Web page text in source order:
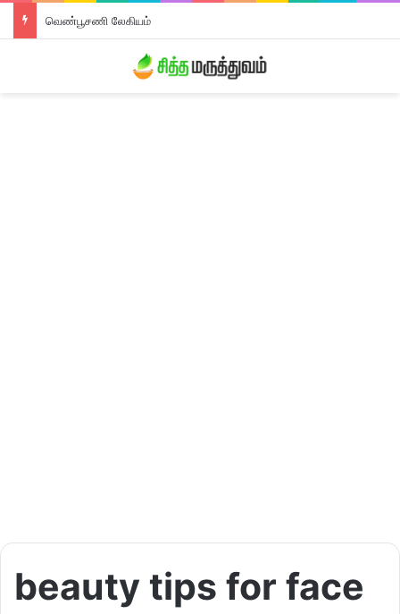
வெண்பூசணி லேகியம்
beauty tips for face